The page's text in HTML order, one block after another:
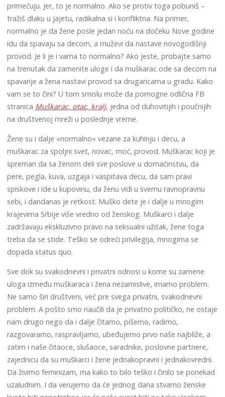
primećuju. Jer, to je normalno. Ako se protiv toga pobuniš –
tražiš dlaku u jajetu, radikalna si i konfliktna. Na primer,
normalno je da žene posle jedan noću na dočeku Nove godine
idu da spavaju sa decom, a muževi da nastave novogodišnji
provod. Je li je i vama to normalno? Ako jeste, probajte samo
na trenutak da zamenite uloge i da muškarac ode sa decom na
spavanje a žena nastavi provod sa drugaricama u gradu. Kako
vam se to čini? U tom smislu može da pomogne odlična FB
stranica Muškarac, otac, kralj, jedna od duhovitijih i poučnijih
na društvenoj mreži u poslednje vreme.
Žene su i dalje »normalno« vezane za kuhinju i decu, a
muškarac za spoljni svet, novac, moć, provod. Muškarac koji je
spreman da sa ženom deli sve poslove u domaćinstvu, da
pere, pegla, kuva, uzgaja i vaspitava decu, da sam pravi
spiskove i ide u kupovinu, da ženu vidi u svemu ravnopravnu
sebi, i dandanas je retkost. Muško dete je i dalje u mnogim
krajevima Srbije više vredno od ženskog. Muškarci i dalje
zadržavaju ekskluzivno pravo na seksualni užitak, žene toga
treba da se stide. Teško se odreći privilegija, mnogima se
dopada status quo.
Sve dok su svakodnevni i privatni odnosi u kome su zamene
uloga između muškaraca i žena nezamislive, imamo problem.
Ne samo širi društveni, već pre svega privatni, svakodnevni
problem. A pošto smo naučili da je privatno političko, ne ostaje
nam drugo nego da i dalje čitamo, pišemo, radimo,
razgovaramo, raspravljamo, ubeđujemo prvo naše najbliže, a
zatim i naše čitaoce, slušaoce, saradnike, poslovne partnere,
zajednicu da su muškarci i žene jednakopravni i jednakovredni.
Da živimo feminizam, ma kako to bilo teško i činilo se ponekad
uzaludnim. I da verujemo da će jednog dana stvarno ženske